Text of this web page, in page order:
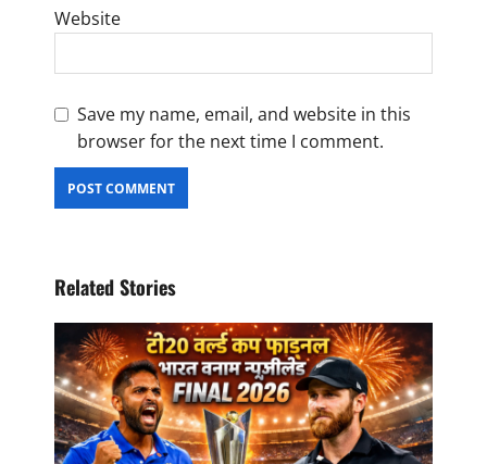
Website
Save my name, email, and website in this
browser for the next time I comment.
Related Stories